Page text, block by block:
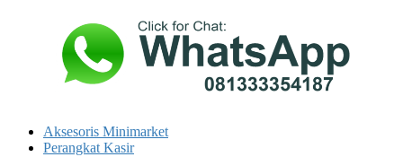
Aksesoris Minimarket
Perangkat Kasir